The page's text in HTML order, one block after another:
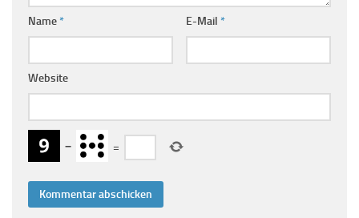
Name* E-Mail *
Website
− =